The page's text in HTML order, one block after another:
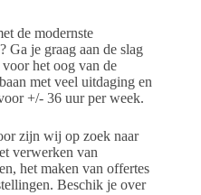
de modernste
Ga je graag aan de slag
het oog van de
met veel uitdaging en
+/- 36 uur per week.
zijn wij op zoek naar
verwerken van
het maken van offertes
Beschik je over